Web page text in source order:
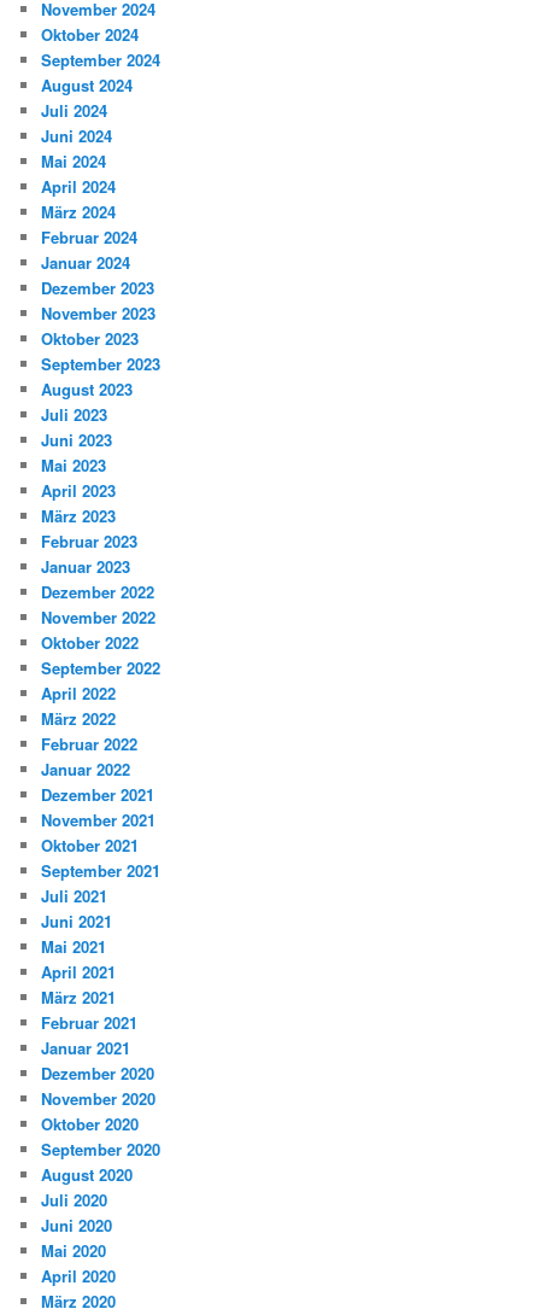
November 2024
Oktober 2024
September 2024
August 2024
Juli 2024
Juni 2024
Mai 2024
April 2024
März 2024
Februar 2024
Januar 2024
Dezember 2023
November 2023
Oktober 2023
September 2023
August 2023
Juli 2023
Juni 2023
Mai 2023
April 2023
März 2023
Februar 2023
Januar 2023
Dezember 2022
November 2022
Oktober 2022
September 2022
April 2022
März 2022
Februar 2022
Januar 2022
Dezember 2021
November 2021
Oktober 2021
September 2021
Juli 2021
Juni 2021
Mai 2021
April 2021
März 2021
Februar 2021
Januar 2021
Dezember 2020
November 2020
Oktober 2020
September 2020
August 2020
Juli 2020
Juni 2020
Mai 2020
April 2020
März 2020